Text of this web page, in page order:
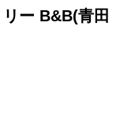
ー B&B(青田